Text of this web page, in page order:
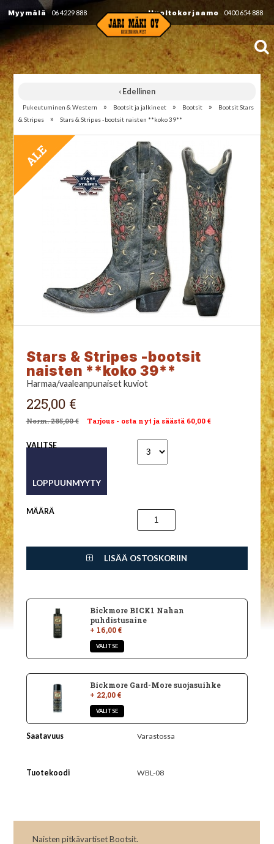
Myymälä 06 4229 888 Huoltokorjaamo 0400 654 888
‹ Edellinen
Pukeutuminen & Western » Bootsit ja jalkineet » Bootsit »
Bootsit Stars
& Stripes
» Stars & Stripes -bootsit naisten **koko 39**
Stars & Stripes -bootsit
naisten **koko 39**
Harmaa/vaaleanpunaiset kuviot
225,00 €
285,00 € Tarjous - osta nyt ja säästä 60,00 €
VALITSE
MÄÄRÄ
LISÄÄ OSTOSKORIIN
Bickmore BICK1 Nahan
puhdistusaine
+ 16,00 €
Bickmore Gard-More suojasuihke
+ 22,00 €
Saatavuus Varastossa
Tuotekoodi WBL-08
Naisten pitkävartiset Bootsit.